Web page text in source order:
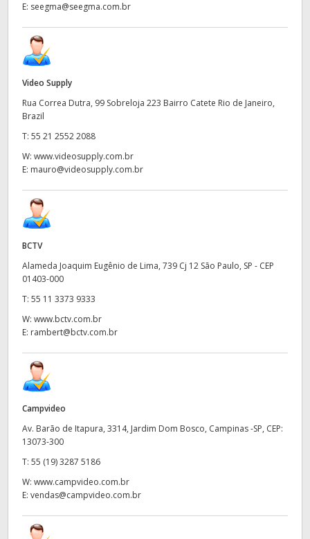
Chinese Taipei
Ukraine
United Kingdom
United States
E: seegma@seegma.com.br
Video Supply
Rua Correa Dutra, 99 Sobreloja 223 Bairro Catete Rio de Janeiro,
Brazil
T: 55 21 2552 2088
W: www.videosupply.com.br
E: mauro@videosupply.com.br
BCTV
Alameda Joaquim Eugênio de Lima, 739 Cj 12 São Paulo, SP - CEP
01403-000
T: 55 11 3373 9333
W: www.bctv.com.br
E: rambert@bctv.com.br
Campvideo
Av. Barão de Itapura, 3314, Jardim Dom Bosco, Campinas -SP, CEP:
13073-300​​
T: 55 (19) 3287 5186
W: www.campvideo.com.br
E: vendas@campvideo.com.br